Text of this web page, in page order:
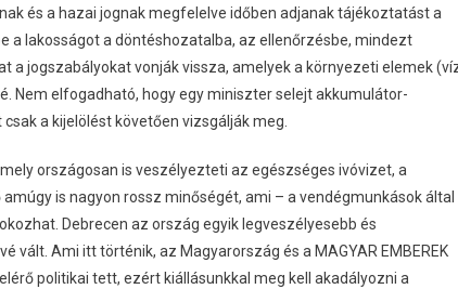
és a hazai jognak megfelelve időben adjanak tájékoztatást a
a lakosságot a döntéshozatalba, az ellenőrzésbe, mindezt
a jogszabályokat vonják vissza, amelyek a környezeti elemek
Nem elfogadható, hogy egy miniszter selejt akkumulátor-
a kijelölést követően vizsgálják meg.
országosan is veszélyezteti az egészséges ivóvizet, a
is nagyon rossz minőségét, ami – a vendégmunkások által
Debrecen az ország egyik legveszélyesebb és
Ami itt történik, az Magyarország és a MAGYAR EMBEREK
politikai tett, ezért kiállásunkkal meg kell akadályozni a